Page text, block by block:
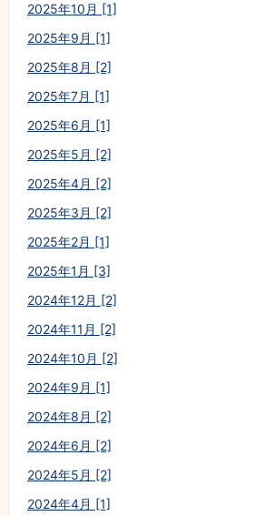
2025年10月 [1]
2025年9月 [1]
2025年8月 [2]
2025年7月 [1]
2025年6月 [1]
2025年5月 [2]
2025年4月 [2]
2025年3月 [2]
2025年2月 [1]
2025年1月 [3]
2024年12月 [2]
2024年11月 [2]
2024年10月 [2]
2024年9月 [1]
2024年8月 [2]
2024年6月 [2]
2024年5月 [2]
2024年4月 [1]